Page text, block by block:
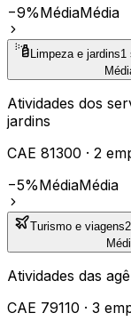
−9%MédiaMédia
Limpeza e jardins1
Atividades dos
jardins
CAE 81300 · 2
−5%MédiaMédia
Turismo e viagens2
Atividades das
CAE 79110 · 3